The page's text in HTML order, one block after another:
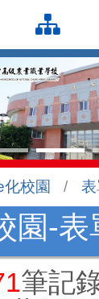
化校園
園-表
筆記